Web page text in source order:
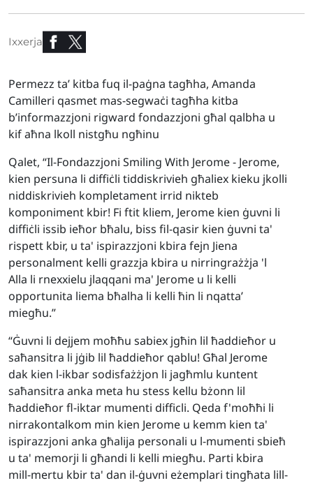
Ixxerja
Permezz ta’ kitba fuq il-paġna tagħha, Amanda
Camilleri qasmet mas-segwaċi tagħha kitba
b’informazzjoni rigward fondazzjoni għal qalbha u
kif aħna lkoll nistgħu ngħinu
Qalet, “Il-Fondazzjoni Smiling With Jerome - Jerome,
kien persuna li diffiċli tiddiskrivieh għaliex kieku jkolli
niddiskrivieh kompletament irrid nikteb
komponiment kbir! Fi ftit kliem, Jerome kien ġuvni li
diffiċli issib ieħor bħalu, biss fil-qasir kien ġuvni ta'
rispett kbir, u ta' ispirazzjoni kbira fejn Jiena
personalment kelli grazzja kbira u nirringrażżja 'l
Alla li rnexxielu jlaqqani ma' Jerome u li kelli
opportunita liema bħalha li kelli ħin li nqatta’
miegħu.”
“Ġuvni li dejjem moħħu sabiex jgħin lil ħaddieħor u
saħansitra li jġib lil ħaddieħor qablu! Għal Jerome
dak kien l-ikbar sodisfażżjon li jagħmlu kuntent
saħansitra anka meta hu stess kellu bżonn lil
ħaddieħor fl-iktar mumenti difficli. Qeda f'moħħi li
nirrakontalkom min kien Jerome u kemm kien ta'
ispirazzjoni anka għalija personali u l-mumenti sbieħ
u ta' memorji li għandi li kelli miegħu. Parti kbira
mill-mertu kbir ta' dan il-ġuvni eżemplari tingħata lill-